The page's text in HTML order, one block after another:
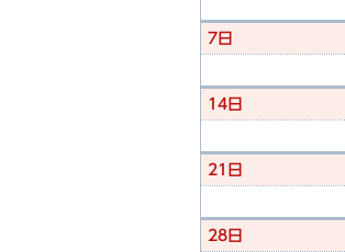
7日
14日
21日
28日